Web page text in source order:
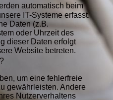
automatisch beim
IT-Systeme erfasst.
Daten (z.B.
oder Uhrzeit des
dieser Daten erfolgt
Website betreten.
um eine fehlerfreie
gewährleisten. Andere
Nutzerverhaltens